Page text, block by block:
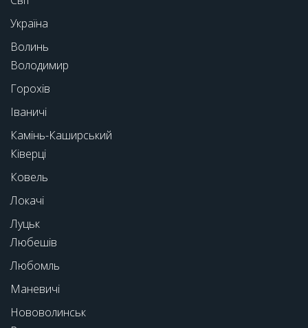
Україна
Волинь
Володимир
Горохів
Іваничі
Камінь-Каширський
Ківерці
Ковель
Локачі
Луцьк
Любешів
Любомль
Маневичі
Нововолинськ